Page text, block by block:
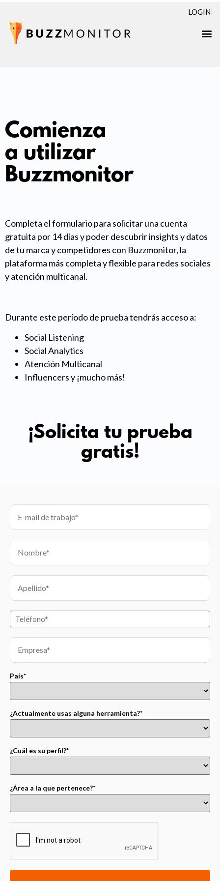
LOGIN
Comienza
a utilizar
Buzzmonitor
Completa el formulario para solicitar una cuenta
gratuita por 14 días y poder descubrir insights y datos
de tu marca y competidores con Buzzmonitor, la
plataforma más completa y flexible para redes sociales
y atención multicanal.
Durante este período de prueba tendrás acceso a:
Social Listening
Social Analytics
Atención Multicanal
Influencers y ¡mucho más!
¡Solicita tu prueba
gratis!
País*
¿Actualmente usas alguna herramienta?*
¿Cuál es su perfil?*
¿Área a la que pertenece?*